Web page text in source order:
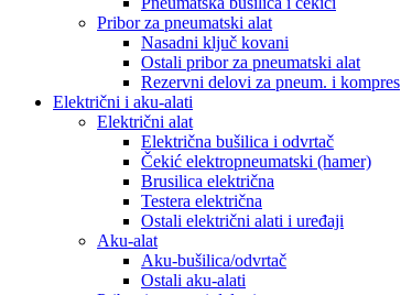
Pribor za pneumatski alat
Nasadni ključ kovani
Ostali pribor za pneumatski alat
Rezervni delovi za pneum. i kompres
Električni i aku-alati
Električni alat
Električna bušilica i odvrtač
Čekić elektropneumatski (hamer)
Brusilica električna
Testera električna
Ostali električni alati i uređaji
Aku-alat
Aku-bušilica/odvrtač
Ostali aku-alati